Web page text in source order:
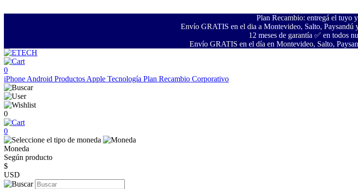
Plan Recambio: entregá el tuyo
Envío GRATIS en el dia a Montevideo, Salto, Paysandú
12 meses de garantía ✅ en todos
Envío GRATIS en el día en Montevideo, Salto,
0
iPhone Android Productos Apple Tecnología Plan Recambio Corporativo
0
0
Moneda
Según producto
$
USD